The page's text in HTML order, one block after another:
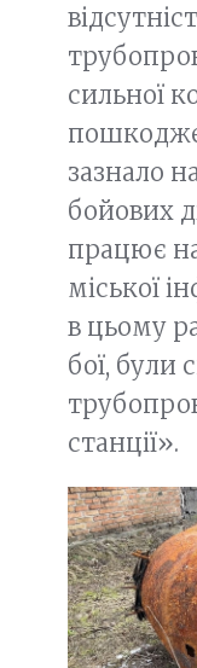
сильної
зазнало
бойових
працює
міської
в цьому
бої, були
станції».